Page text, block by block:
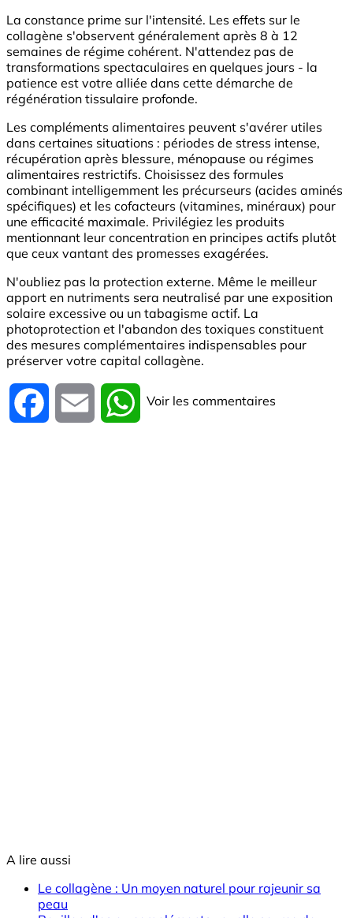
La constance prime sur l'intensité. Les effets sur le
collagène s'observent généralement après 8 à 12
semaines de régime cohérent. N'attendez pas de
transformations spectaculaires en quelques jours - la
patience est votre alliée dans cette démarche de
régénération tissulaire profonde.
Les compléments alimentaires peuvent s'avérer utiles
dans certaines situations : périodes de stress intense,
récupération après blessure, ménopause ou régimes
alimentaires restrictifs. Choisissez des formules
combinant intelligemment les précurseurs (acides aminés
spécifiques) et les cofacteurs (vitamines, minéraux) pour
une efficacité maximale. Privilégiez les produits
mentionnant leur concentration en principes actifs plutôt
que ceux vantant des promesses exagérées.
N'oubliez pas la protection externe. Même le meilleur
apport en nutriments sera neutralisé par une exposition
solaire excessive ou un tabagisme actif. La
photoprotection et l'abandon des toxiques constituent
des mesures complémentaires indispensables pour
préserver votre capital collagène.
Facebook Email WhatsApp
Voir les commentaires
A lire aussi
Le collagène : Un moyen naturel pour rajeunir sa
peau